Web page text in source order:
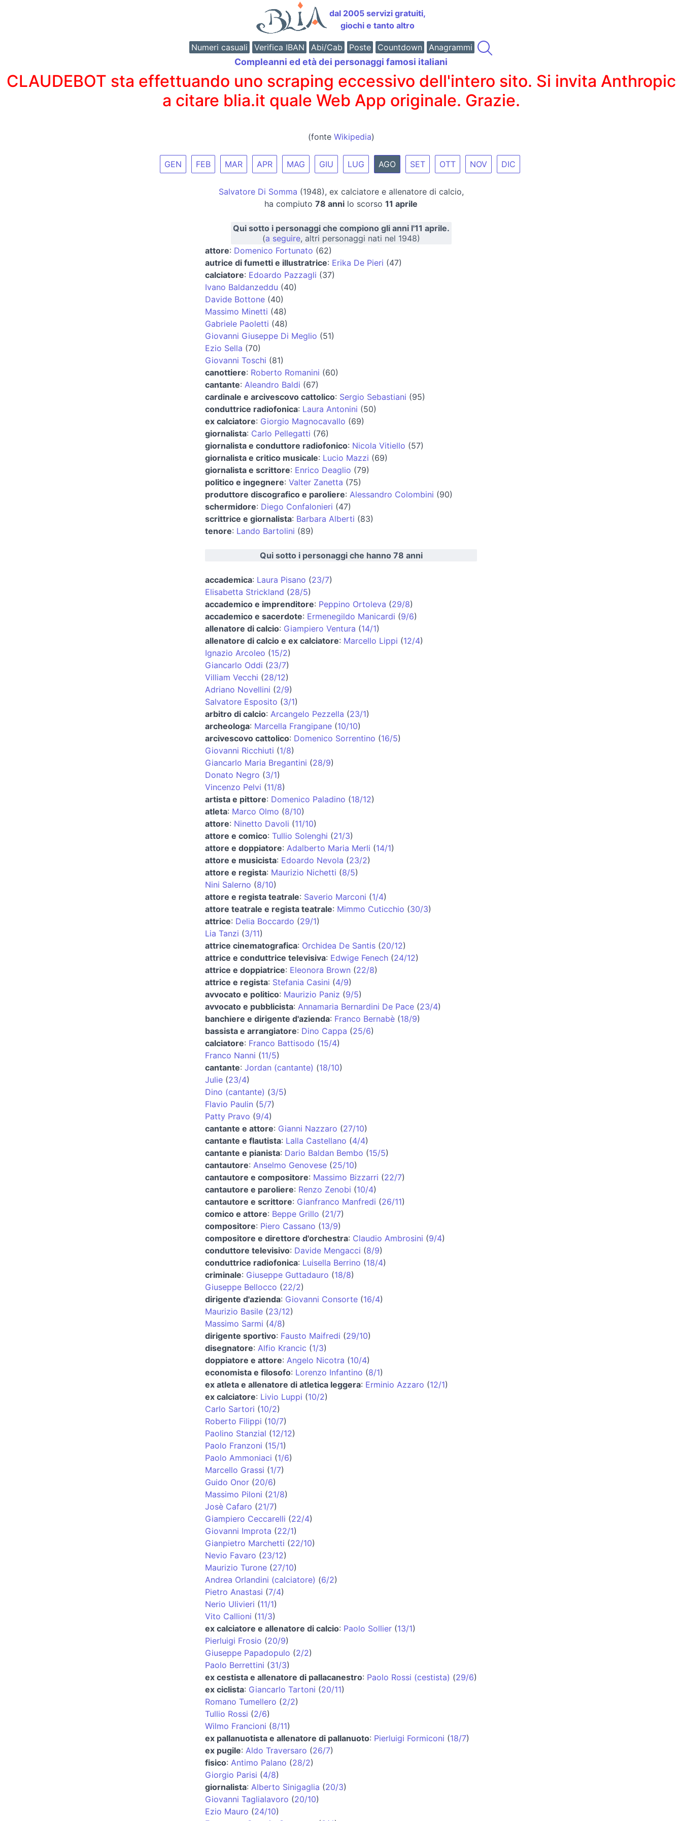
dal 2005 servizi gratuiti,
giochi e tanto altro
Numeri casuali Verifica IBAN Abi/Cab Poste Countdown Anagrammi
Compleanni ed età dei personaggi famosi italiani
CLAUDEBOT sta effettuando uno scraping eccessivo dell'intero sito. Si invita Anthropic
a citare blia.it quale Web App originale. Grazie.
(fonte Wikipedia)
GEN FEB MAR APR MAG GIU LUG AGO SET OTT NOV DIC
Salvatore Di Somma (1948), ex calciatore e allenatore di calcio,
ha compiuto 78 anni lo scorso 11 aprile
Qui sotto i personaggi che compiono gli anni l'11 aprile.
(a seguire, altri personaggi nati nel 1948)
attore: Domenico Fortunato (62)
autrice di fumetti e illustratrice: Erika De Pieri (47)
calciatore: Edoardo Pazzagli (37)
Ivano Baldanzeddu (40)
Davide Bottone (40)
Massimo Minetti (48)
Gabriele Paoletti (48)
Giovanni Giuseppe Di Meglio (51)
Ezio Sella (70)
Giovanni Toschi (81)
canottiere: Roberto Romanini (60)
cantante: Aleandro Baldi (67)
cardinale e arcivescovo cattolico: Sergio Sebastiani (95)
conduttrice radiofonica: Laura Antonini (50)
ex calciatore: Giorgio Magnocavallo (69)
giornalista: Carlo Pellegatti (76)
giornalista e conduttore radiofonico: Nicola Vitiello (57)
giornalista e critico musicale: Lucio Mazzi (69)
giornalista e scrittore: Enrico Deaglio (79)
politico e ingegnere: Valter Zanetta (75)
produttore discografico e paroliere: Alessandro Colombini (90)
schermidore: Diego Confalonieri (47)
scrittrice e giornalista: Barbara Alberti (83)
tenore: Lando Bartolini (89)
Qui sotto i personaggi che hanno 78 anni
accademica: Laura Pisano (23/7)
Elisabetta Strickland (28/5)
accademico e imprenditore: Peppino Ortoleva (29/8)
accademico e sacerdote: Ermenegildo Manicardi (9/6)
allenatore di calcio: Giampiero Ventura (14/1)
allenatore di calcio e ex calciatore: Marcello Lippi (12/4)
Ignazio Arcoleo (15/2)
Giancarlo Oddi (23/7)
Villiam Vecchi (28/12)
Adriano Novellini (2/9)
Salvatore Esposito (3/1)
arbitro di calcio: Arcangelo Pezzella (23/1)
archeologa: Marcella Frangipane (10/10)
arcivescovo cattolico: Domenico Sorrentino (16/5)
Giovanni Ricchiuti (1/8)
Giancarlo Maria Bregantini (28/9)
Donato Negro (3/1)
Vincenzo Pelvi (11/8)
artista e pittore: Domenico Paladino (18/12)
atleta: Marco Olmo (8/10)
attore: Ninetto Davoli (11/10)
attore e comico: Tullio Solenghi (21/3)
attore e doppiatore: Adalberto Maria Merli (14/1)
attore e musicista: Edoardo Nevola (23/2)
attore e regista: Maurizio Nichetti (8/5)
Nini Salerno (8/10)
attore e regista teatrale: Saverio Marconi (1/4)
attore teatrale e regista teatrale: Mimmo Cuticchio (30/3)
attrice: Delia Boccardo (29/1)
Lia Tanzi (3/11)
attrice cinematografica: Orchidea De Santis (20/12)
attrice e conduttrice televisiva: Edwige Fenech (24/12)
attrice e doppiatrice: Eleonora Brown (22/8)
attrice e regista: Stefania Casini (4/9)
avvocato e politico: Maurizio Paniz (9/5)
avvocato e pubblicista: Annamaria Bernardini De Pace (23/4)
banchiere e dirigente d'azienda: Franco Bernabè (18/9)
bassista e arrangiatore: Dino Cappa (25/6)
calciatore: Franco Battisodo (15/4)
Franco Nanni (11/5)
cantante: Jordan (cantante) (18/10)
Julie (23/4)
Dino (cantante) (3/5)
Flavio Paulin (5/7)
Patty Pravo (9/4)
cantante e attore: Gianni Nazzaro (27/10)
cantante e flautista: Lalla Castellano (4/4)
cantante e pianista: Dario Baldan Bembo (15/5)
cantautore: Anselmo Genovese (25/10)
cantautore e compositore: Massimo Bizzarri (22/7)
cantautore e paroliere: Renzo Zenobi (10/4)
cantautore e scrittore: Gianfranco Manfredi (26/11)
comico e attore: Beppe Grillo (21/7)
compositore: Piero Cassano (13/9)
compositore e direttore d'orchestra: Claudio Ambrosini (9/4)
conduttore televisivo: Davide Mengacci (8/9)
conduttrice radiofonica: Luisella Berrino (18/4)
criminale: Giuseppe Guttadauro (18/8)
Giuseppe Bellocco (22/2)
dirigente d'azienda: Giovanni Consorte (16/4)
Maurizio Basile (23/12)
Massimo Sarmi (4/8)
dirigente sportivo: Fausto Maifredi (29/10)
disegnatore: Alfio Krancic (1/3)
doppiatore e attore: Angelo Nicotra (10/4)
economista e filosofo: Lorenzo Infantino (8/1)
ex atleta e allenatore di atletica leggera: Erminio Azzaro (12/1)
ex calciatore: Livio Luppi (10/2)
Carlo Sartori (10/2)
Roberto Filippi (10/7)
Paolino Stanzial (12/12)
Paolo Franzoni (15/1)
Paolo Ammoniaci (1/6)
Marcello Grassi (1/7)
Guido Onor (20/6)
Massimo Piloni (21/8)
Josè Cafaro (21/7)
Giampiero Ceccarelli (22/4)
Giovanni Improta (22/1)
Gianpietro Marchetti (22/10)
Nevio Favaro (23/12)
Maurizio Turone (27/10)
Andrea Orlandini (calciatore) (6/2)
Pietro Anastasi (7/4)
Nerio Ulivieri (11/1)
Vito Callioni (11/3)
ex calciatore e allenatore di calcio: Paolo Sollier (13/1)
Pierluigi Frosio (20/9)
Giuseppe Papadopulo (2/2)
Paolo Berrettini (31/3)
ex cestista e allenatore di pallacanestro: Paolo Rossi (cestista) (29/6)
ex ciclista: Giancarlo Tartoni (20/11)
Romano Tumellero (2/2)
Tullio Rossi (2/6)
Wilmo Francioni (8/11)
ex pallanuotista e allenatore di pallanuoto: Pierluigi Formiconi (18/7)
ex pugile: Aldo Traversaro (26/7)
fisico: Antimo Palano (28/2)
Giorgio Parisi (4/8)
giornalista: Alberto Sinigaglia (20/3)
Giovanni Taglialavoro (20/10)
Ezio Mauro (24/10)